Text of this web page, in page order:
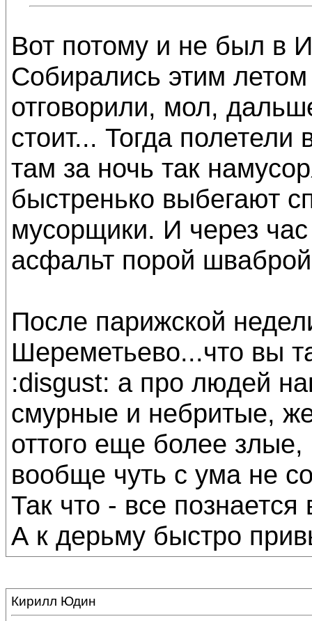
Вот потому и не был в
Собирались этим
отговорили, мол,
стоит... Тогда
там за ночь так
быстренько выбегают
мусорщики. И через
асфальт порой
После парижской
Шереметьево...что вы
:disgust: а про людей
смурные и небритые,
оттого еще более
вообще чуть с ума не
Так что - все
А к дерьму быстро
Кирилл Юдин